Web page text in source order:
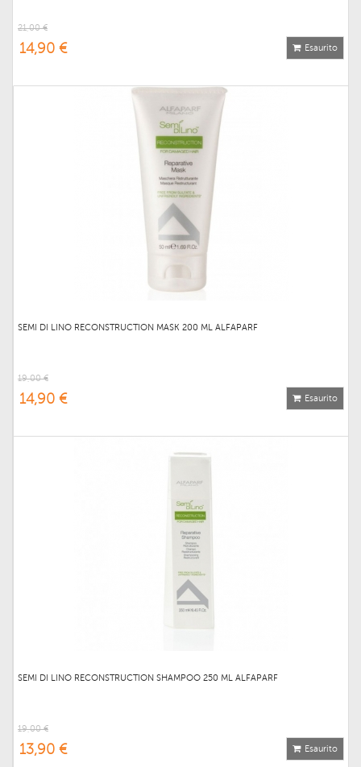
21,00 €
14,90 € Esaurito
SEMI DI LINO RECONSTRUCTION MASK 200 ML ALFAPARF
19,00 €
14,90 € Esaurito
SEMI DI LINO RECONSTRUCTION SHAMPOO 250 ML ALFAPARF
19,00 €
13,90 € Esaurito